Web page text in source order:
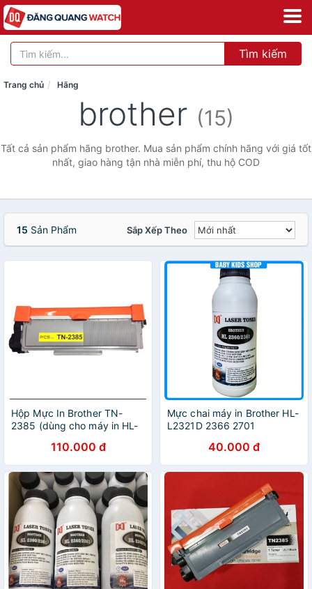
Tìm kiếm
Trang chủ Hãng
brother (15)
Tất cả sản phẩm hãng brother. Mua sản phẩm chính hãng với giá tốt
nhất, giao hàng tận nhà miễn phí, thu hộ COD
15 Sản Phẩm Sắp Xếp Theo
Hộp Mực In Brother TN-
2385 (dùng cho máy in HL-
2366DW, DCP-2520D, MFC-
2701D, MFC-2701DW)
110.000 đ
Mực chai máy in Brother HL-
L2321D 2366 2701
40.000 đ